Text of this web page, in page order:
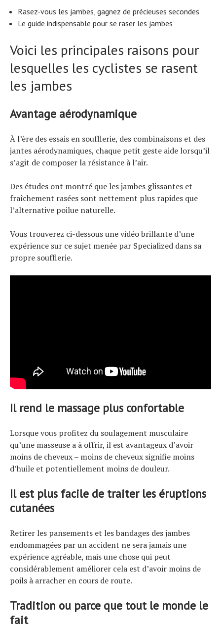
Rasez-vous les jambes, gagnez de précieuses secondes
Le guide indispensable pour se raser les jambes
Voici les principales raisons pour
lesquelles les cyclistes se rasent
les jambes
Avantage aérodynamique
À l’ère des essais en soufflerie, des combinaisons et des
jantes aérodynamiques, chaque petit geste aide lorsqu’il
s’agit de composer la résistance à l’air.
Des études ont montré que les jambes glissantes et
fraîchement rasées sont nettement plus rapides que
l’alternative poilue naturelle.
Vous trouverez ci-dessous une vidéo brillante d’une
expérience sur ce sujet menée par Specialized dans sa
propre soufflerie.
Il rend le massage plus confortable
Lorsque vous profitez du soulagement musculaire
qu’une masseuse a à offrir, il est avantageux d’avoir
moins de cheveux – moins de cheveux signifie moins
d’huile et potentiellement moins de douleur.
Il est plus facile de traiter les éruptions
cutanées
Retirer les pansements et les bandages des jambes
endommagées par un accident ne sera jamais une
expérience agréable, mais une chose qui peut
considérablement améliorer cela est d’avoir moins de
poils à arracher en cours de route.
Tradition ou parce que tout le monde le
fait